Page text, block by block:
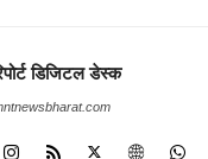
डिजिटल डेस्क